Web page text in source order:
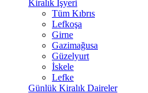
Kiralık İşyeri
Tüm Kıbrıs
Lefkoşa
Girne
Gazimağusa
Güzelyurt
İskele
Lefke
Günlük Kiralık Daireler